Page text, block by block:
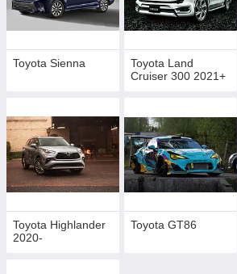
Toyota Sienna
Toyota Land
Cruiser 300 2021+
Toyota Highlander
2020-
Toyota GT86